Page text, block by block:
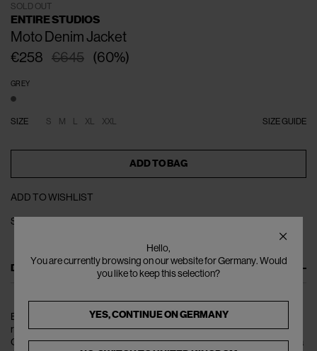
SOLD OUT
ENTIRE STUDIOS
Moto Denim Jacket
€645
€258 (60%)
GREY
SIZE GUIDE
SIZE S M L XL XXL
ADD TO BAG
ADD TO WISHLIST
SHARE
DESCRIPTION
ENTIRE STUDIOS vi presenta la Giacca di Jeans Moto, un pezzo che
ridefinisce l'estetica audace dell'abbigliamento streetwear moderno.
Questa non è solo una giacca, è una dichiarazione di stile e autenticità. La
Hello,
You are currently browsing on our website for Germany. Would
you like to keep this selection?
YES, CONTINUE ONGERMANY